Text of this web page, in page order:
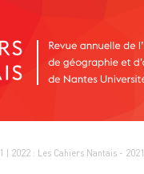
1 | 2022 : Les Cahiers Nantais - 2021